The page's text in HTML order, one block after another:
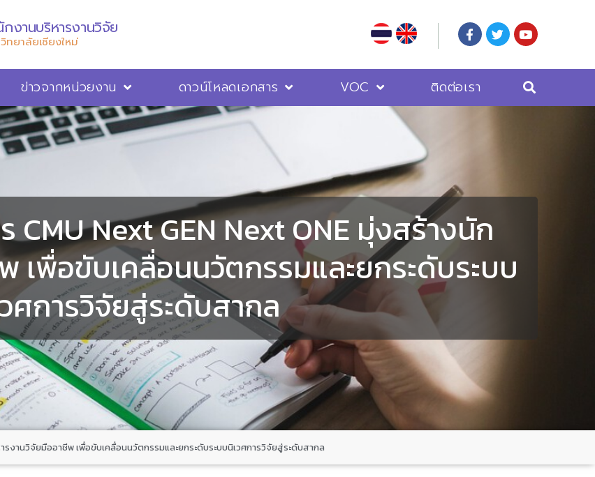
กงานบริหารงานวิจัย
ทยาลัยเชียงใหม่
ข่าวจากหน่วยงาน ดาวน์โหลดเอกสาร VOC ติดต่อเรา
CMU Next GEN Next ONE มุ่งสร้างนัก
เพื่อขับเคลื่อนนวัตกรรมและยกระดับระบบ
ศการวิจัยสู่ระดับสากล
งานวิจัยมืออาชีพ เพื่อขับเคลื่อนนวัตกรรมและยกระดับระบบนิเวศการวิจัยสู่ระดับสากล